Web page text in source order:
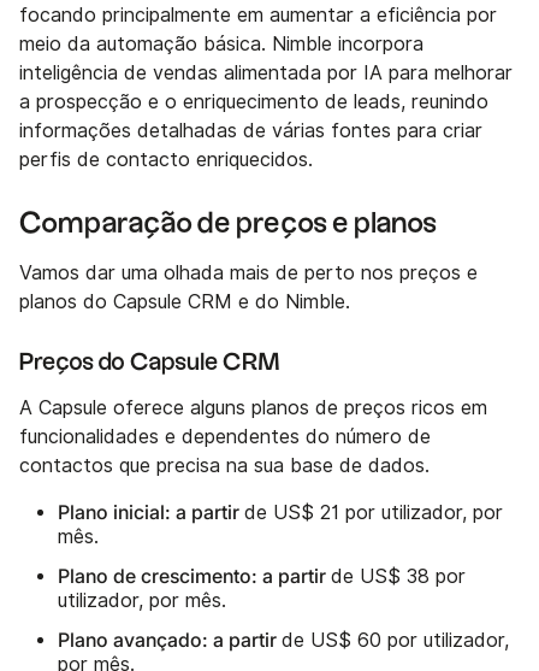
focando principalmente em aumentar a eficiência por
meio da automação básica. Nimble incorpora
inteligência de vendas alimentada por IA para melhorar
a prospecção e o enriquecimento de leads, reunindo
informações detalhadas de várias fontes para criar
perfis de contacto enriquecidos.
Comparação de preços e planos
Vamos dar uma olhada mais de perto nos preços e
planos do Capsule CRM e do Nimble.
Preços do Capsule CRM
A Capsule oferece alguns planos de preços ricos em
funcionalidades e dependentes do número de
contactos que precisa na sua base de dados.
Plano inicial: a partir de US$ 21 por utilizador, por
mês.
Plano de crescimento: a partir de US$ 38 por
utilizador, por mês.
Plano avançado: a partir de US$ 60 por utilizador,
por mês.